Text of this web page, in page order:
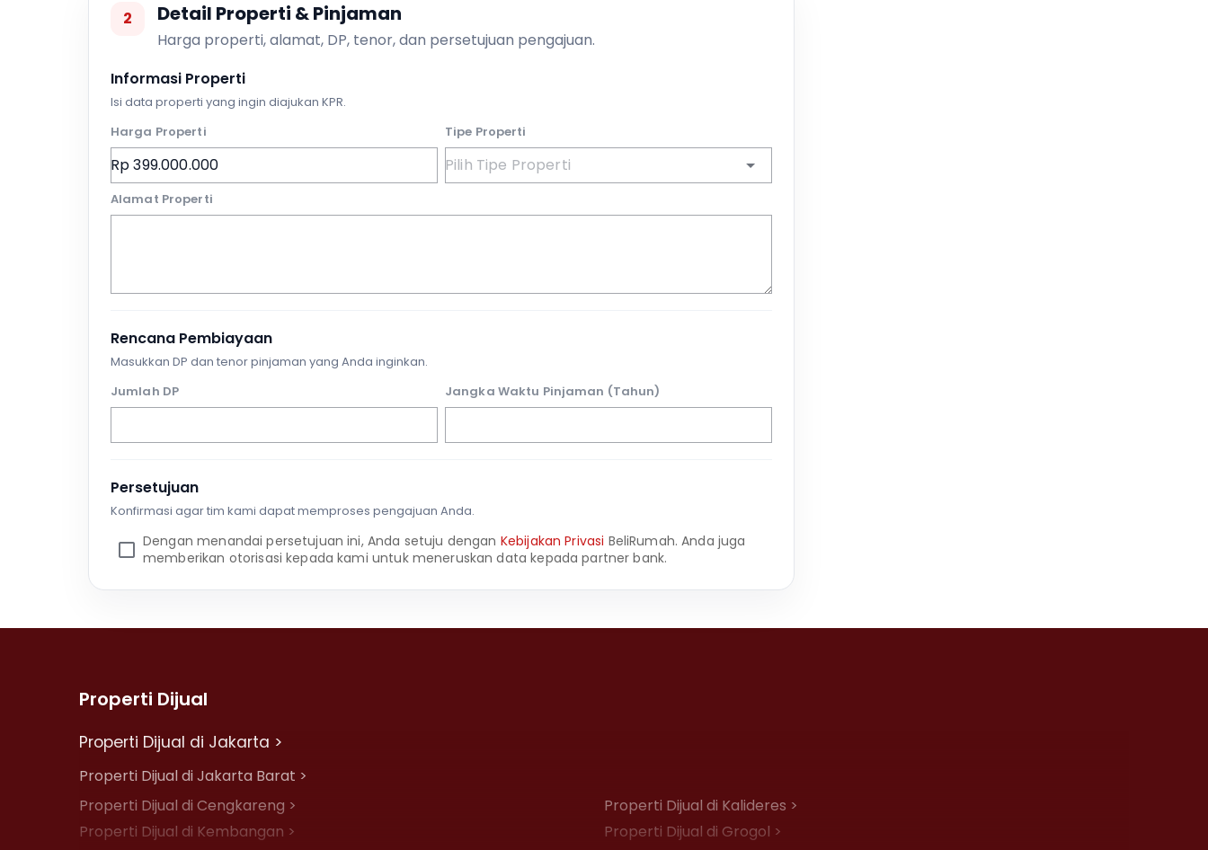
2 Detail Properti & Pinjaman
Harga properti, alamat, DP, tenor, dan persetujuan pengajuan.
Informasi Properti
Isi data properti yang ingin diajukan KPR.
Harga Properti
Tipe Properti
Alamat Properti
Rencana Pembiayaan
Masukkan DP dan tenor pinjaman yang Anda inginkan.
Jumlah DP
Jangka Waktu Pinjaman (Tahun)
Persetujuan
Konfirmasi agar tim kami dapat memproses pengajuan Anda.
Dengan menandai persetujuan ini, Anda setuju dengan Kebijakan Privasi BeliRumah. Anda juga
memberikan otorisasi kepada kami untuk meneruskan data kepada partner bank.
Properti Dijual
Properti Dijual di Jakarta >
Properti Dijual di Jakarta Barat >
Properti Dijual di Cengkareng >
Properti Dijual di Kalideres >
Properti Dijual di Kembangan >
Properti Dijual di Grogol >